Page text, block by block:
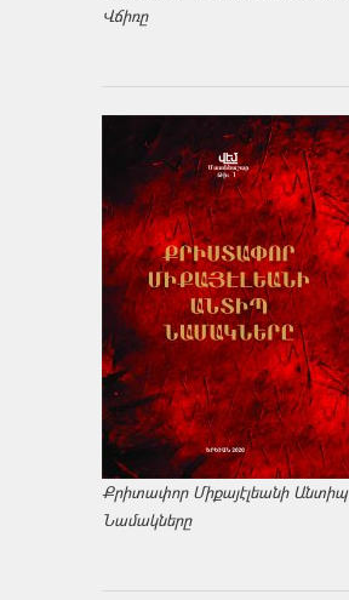
Վճիռը
Քրիտափոր Միքայէլեանի Անտիպ
Նամակները